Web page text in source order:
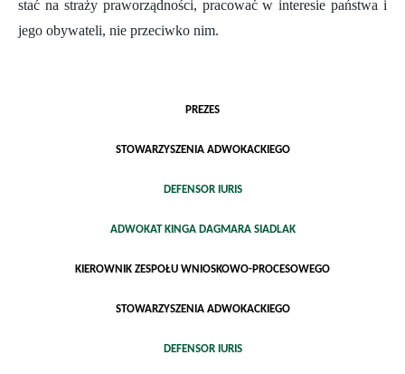
stać na straży praworządności, pracować w interesie państwa i
jego obywateli, nie przeciwko nim.
PREZES
STOWARZYSZENIA ADWOKACKIEGO
DEFENSOR IURIS
ADWOKAT KINGA DAGMARA SIADLAK
KIEROWNIK ZESPOŁU WNIOSKOWO-PROCESOWEGO
STOWARZYSZENIA ADWOKACKIEGO
DEFENSOR IURIS